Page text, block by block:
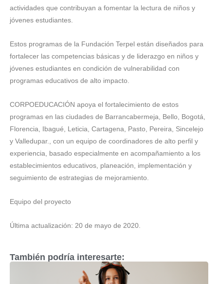
actividades que contribuyan a fomentar la lectura de niños y
jóvenes estudiantes.
Estos programas de la Fundación Terpel están diseñados para
fortalecer las competencias básicas y de liderazgo en niños y
jóvenes estudiantes en condición de vulnerabilidad con
programas educativos de alto impacto.
CORPOEDUCACIÓN apoya el fortalecimiento de estos
programas en las ciudades de Barrancabermeja, Bello, Bogotá,
Florencia, Ibagué, Leticia, Cartagena, Pasto, Pereira, Sincelejo
y Valledupar., con un equipo de coordinadores de alto perfil y
experiencia, basado especialmente en acompañamiento a los
establecimientos educativos, planeación, implementación y
seguimiento de estrategias de mejoramiento.
Equipo del proyecto
Última actualización: 20 de mayo de 2020.
También podría interesarte: